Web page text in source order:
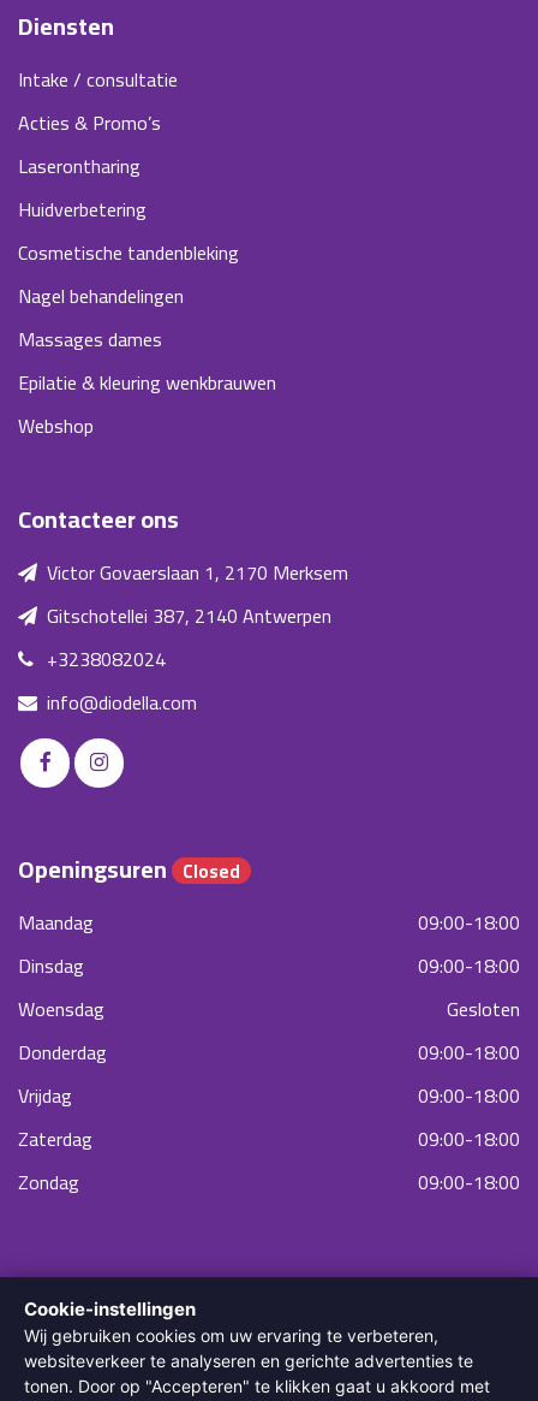
Diensten
Intake / consultatie
Acties & Promo’s
Laserontharing
Huidverbetering
Cosmetische tandenbleking
Nagel behandelingen
Massages dames
Epilatie & kleuring wenkbrauwen
Webshop
Contacteer ons
Victor Govaerslaan 1, 2170 Merksem
Gitschotellei 387, 2140 Antwerpen
+3238082024
info@diodella.com
Openingsuren Closed
Maandag
09:00-18:00
Dinsdag
09:00-18:00
Woensdag
Gesloten
Donderdag
09:00-18:00
Vrijdag
09:00-18:00
Zaterdag
09:00-18:00
Zondag
09:00-18:00
© 2022 Diodella Laser & Skin Clinic. Alle rechten voorbehouden.
Cookie-instellingen
Wij gebruiken cookies om uw ervaring te verbeteren,
websiteverkeer te analyseren en gerichte advertenties te
tonen. Door op "Accepteren" te klikken gaat u akkoord met